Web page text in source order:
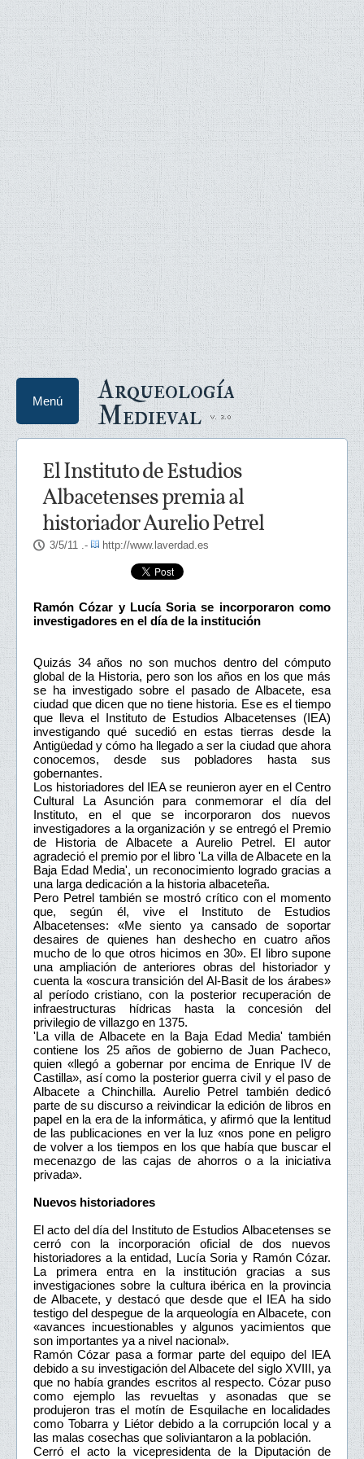
Arqueología
Medieval
Menú
El Instituto de Estudios
Albacetenses premia al
historiador Aurelio Petrel
3/5/11 .- http://www.laverdad.es
Ramón Cózar y Lucía Soria se incorporaron como
investigadores en el día de la institución
Quizás 34 años no son muchos dentro del cómputo
global de la Historia, pero son los años en los que más
se ha investigado sobre el pasado de Albacete, esa
ciudad que dicen que no tiene historia. Ese es el tiempo
que lleva el Instituto de Estudios Albacetenses (IEA)
investigando qué sucedió en estas tierras desde la
Antigüedad y cómo ha llegado a ser la ciudad que ahora
conocemos, desde sus pobladores hasta sus
gobernantes.
Los historiadores del IEA se reunieron ayer en el Centro
Cultural La Asunción para conmemorar el día del
Instituto, en el que se incorporaron dos nuevos
investigadores a la organización y se entregó el Premio
de Historia de Albacete a Aurelio Petrel. El autor
agradeció el premio por el libro 'La villa de Albacete en la
Baja Edad Media', un reconocimiento logrado gracias a
una larga dedicación a la historia albaceteña.
Pero Petrel también se mostró crítico con el momento
que, según él, vive el Instituto de Estudios
Albacetenses: «Me siento ya cansado de soportar
desaires de quienes han deshecho en cuatro años
mucho de lo que otros hicimos en 30». El libro supone
una ampliación de anteriores obras del historiador y
cuenta la «oscura transición del Al-Basit de los árabes»
al período cristiano, con la posterior recuperación de
infraestructuras hídricas hasta la concesión del
privilegio de villazgo en 1375.
'La villa de Albacete en la Baja Edad Media' también
contiene los 25 años de gobierno de Juan Pacheco,
quien «llegó a gobernar por encima de Enrique IV de
Castilla», así como la posterior guerra civil y el paso de
Albacete a Chinchilla. Aurelio Petrel también dedicó
parte de su discurso a reivindicar la edición de libros en
papel en la era de la informática, y afirmó que la lentitud
de las publicaciones en ver la luz «nos pone en peligro
de volver a los tiempos en los que había que buscar el
mecenazgo de las cajas de ahorros o a la iniciativa
privada».
Nuevos historiadores
El acto del día del Instituto de Estudios Albacetenses se
cerró con la incorporación oficial de dos nuevos
historiadores a la entidad, Lucía Soria y Ramón Cózar.
La primera entra en la institución gracias a sus
investigaciones sobre la cultura ibérica en la provincia
de Albacete, y destacó que desde que el IEA ha sido
testigo del despegue de la arqueología en Albacete, con
«avances incuestionables y algunos yacimientos que
son importantes ya a nivel nacional».
Ramón Cózar pasa a formar parte del equipo del IEA
debido a su investigación del Albacete del siglo XVIII, ya
que no había grandes escritos al respecto. Cózar puso
como ejemplo las revueltas y asonadas que se
produjeron tras el motín de Esquilache en localidades
como Tobarra y Liétor debido a la corrupción local y a
las malas cosechas que soliviantaron a la población.
Cerró el acto la vicepresidenta de la Diputación de